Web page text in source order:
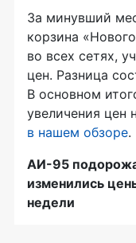
За минувший
корзина
во всех сетях,
цен. Разница
В основном
увеличения
в нашем обзоре.
АИ-95
изменились
недели